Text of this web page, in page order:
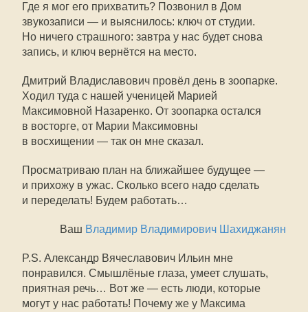
Где я мог его прихватить? Позвонил в Дом
звукозаписи — и выяснилось: ключ от студии.
Но ничего страшного: завтра у нас будет снова
запись, и ключ вернётся на место.
Дмитрий Владиславович провёл день в зоопарке.
Ходил туда с нашей ученицей Марией
Максимовной Назаренко. От зоопарка остался
в восторге, от Марии Максимовны
в восхищении — так он мне сказал.
Просматриваю план на ближайшее будущее —
и прихожу в ужас. Сколько всего надо сделать
и переделать! Будем работать…
Ваш Владимир Владимирович Шахиджанян
P.S. Александр Вячеславович Ильин мне
понравился. Смышлёные глаза, умеет слушать,
приятная речь… Вот же — есть люди, которые
могут у нас работать! Почему же у Максима